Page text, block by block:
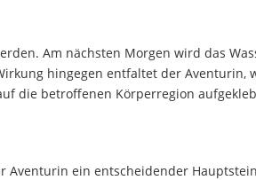
Am nächsten Morgen wird das
hingegen entfaltet der Aventurin,
die betroffenen Körperregion
Aventurin ein entscheidender